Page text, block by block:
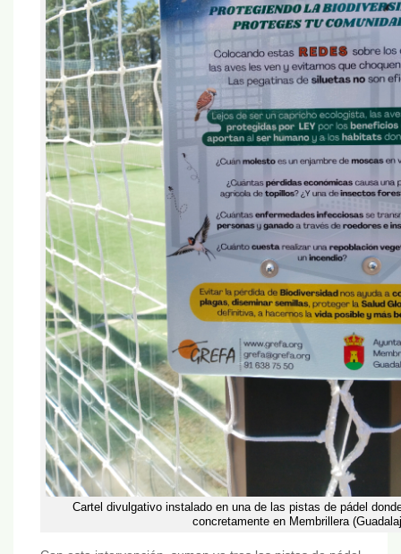
Cartel divulgativo instalado en una de las pistas de pádel
concretamente en Membrillera